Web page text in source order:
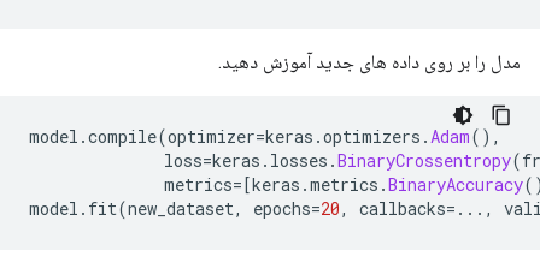
مدل را بر روی داده های جدید آموزش دهید.
model .compile(optimizer=keras .optimizers .Adam(),
loss=keras . losses .BinaryCrossentropy(
metrics=[keras .metrics .BinaryAccuracy
model . fit(new_dataset, epochs=20, callbacks=...,